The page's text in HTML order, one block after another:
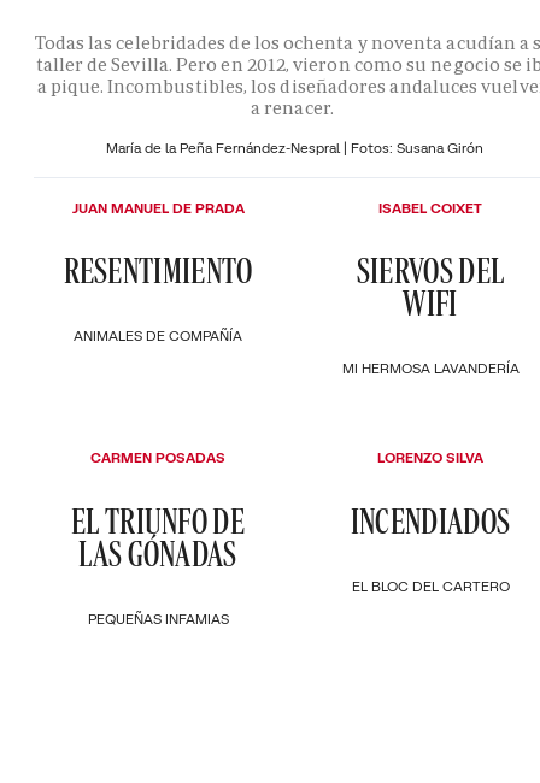
Todas las celebridades de los ochenta y noventa acudían a
taller de Sevilla. Pero en 2012, vieron como su negocio se
a pique. Incombustibles, los diseñadores andaluces
a renacer.
María de la Peña Fernández-Nespral | Fotos: Susana Girón
ANIMALES DE COMPAÑÍA
RESENTIMIENTO
JUAN MANUEL DE PRADA
MI HERMOSA LAVANDERÍA
SIERVOS DEL
WIFI
ISABEL COIXET
PEQUEÑAS INFAMIAS
EL TRIUNFO DE
LAS GÓNADAS
CARMEN POSADAS
EL BLOC DEL CARTERO
INCENDIADOS
LORENZO SILVA